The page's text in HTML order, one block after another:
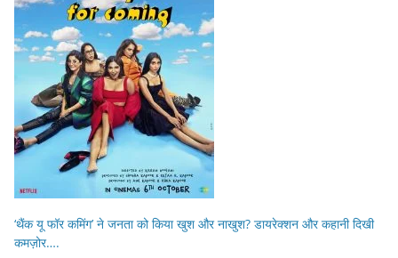
‘थैंक यू फॉर कमिंग’ ने जनता को किया खुश और नाखुश? डायरेक्शन और कहानी दिखी
कमज़ोर….